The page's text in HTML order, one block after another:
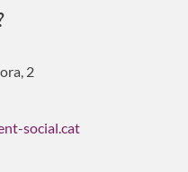
2
social.cat